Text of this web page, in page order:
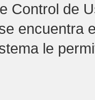
Control de
encuentra
le